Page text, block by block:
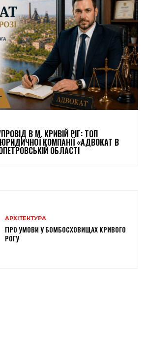
В М. КРИВІЙ РІГ: ТОП
КОМПАНІЇ «АДВОКАТ В
ОБЛАСТІ
АРХІТЕКТУРА
ПРО УМОВИ У БОМБОСХОВИЩАХ КРИВОГО
РОГУ